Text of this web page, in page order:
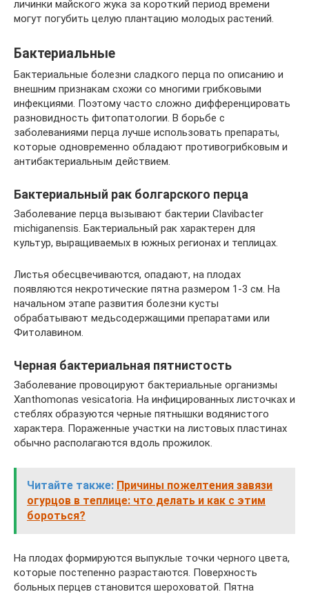
личинки майского жука за короткий период времени
могут погубить целую плантацию молодых растений.
Бактериальные
Бактериальные болезни сладкого перца по описанию и
внешним признакам схожи со многими грибковыми
инфекциями. Поэтому часто сложно дифференцировать
разновидность фитопатологии. В борьбе с
заболеваниями перца лучше использовать препараты,
которые одновременно обладают противогрибковым и
антибактериальным действием.
Бактериальный рак болгарского перца
Заболевание перца вызывают бактерии Clavibacter
michiganensis. Бактериальный рак характерен для
культур, выращиваемых в южных регионах и теплицах.
Листья обесцвечиваются, опадают, на плодах
появляются некротические пятна размером 1-3 см. На
начальном этапе развития болезни кусты
обрабатывают медьсодержащими препаратами или
Фитолавином.
Черная бактериальная пятнистость
Заболевание провоцируют бактериальные организмы
Xanthomonas vesicatoria. На инфицированных листочках и
стеблях образуются черные пятнышки водянистого
характера. Пораженные участки на листовых пластинах
обычно располагаются вдоль прожилок.
Читайте также: Причины пожелтения завязи
огурцов в теплице: что делать и как с этим
бороться?
На плодах формируются выпуклые точки черного цвета,
которые постепенно разрастаются. Поверхность
больных перцев становится шероховатой. Пятна